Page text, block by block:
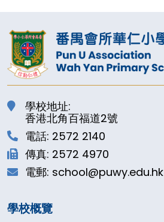
學校地址:
香港北角百福道2號
電話: 2572 2140
傳真: 2572 4970
電郵: school@puwy.edu.hk
學校概覽